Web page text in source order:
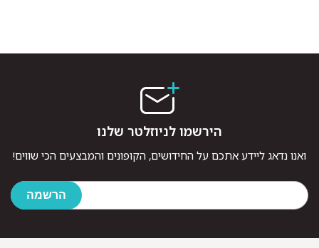
הירשמו לניוזלטר שלנו
ואנו נדאג ליידע אתכם על החידושים, הקופונים והמבצעים הכי שווים!